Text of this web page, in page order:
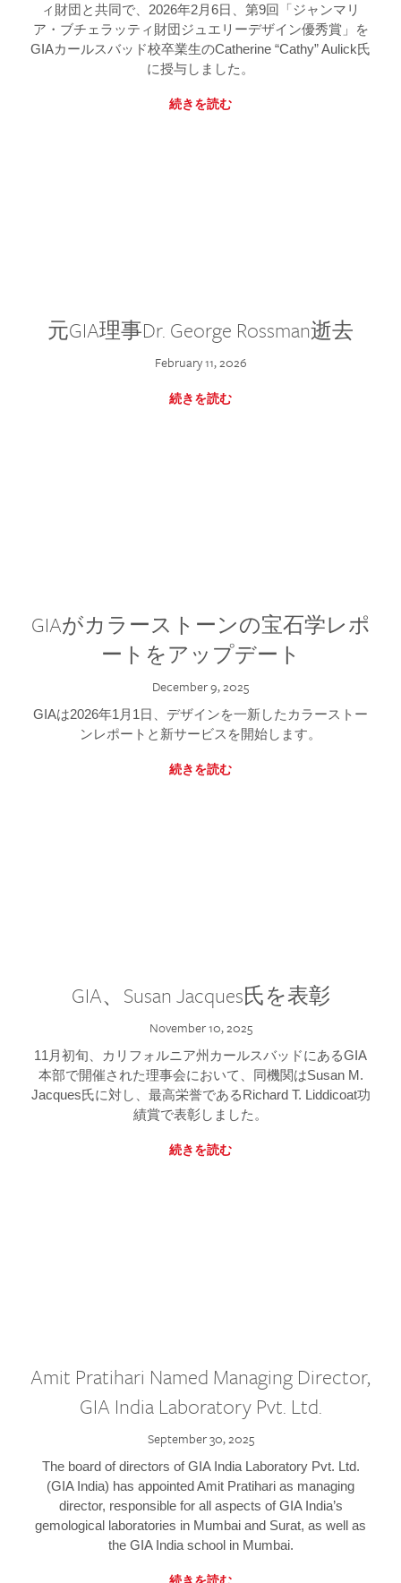
ィ財団と共同で、2026年2月6日、第9回「ジャンマリ
ア・ブチェラッティ財団ジュエリーデザイン優秀賞」を
GIAカールスバッド校卒業生のCatherine “Cathy” Aulick氏
に授与しました。
続きを読む
元GIA理事Dr. George Rossman逝去
February 11, 2026
続きを読む
GIAがカラーストーンの宝石学レポ
ートをアップデート
December 9, 2025
GIAは2026年1月1日、デザインを一新したカラーストー
ンレポートと新サービスを開始します。
続きを読む
GIA、Susan Jacques氏を表彰
November 10, 2025
11月初旬、カリフォルニア州カールスバッドにあるGIA
本部で開催された理事会において、同機関はSusan M.
Jacques氏に対し、最高栄誉であるRichard T. Liddicoat功
績賞で表彰しました。
続きを読む
Amit Pratihari Named Managing Director,
GIA India Laboratory Pvt. Ltd.
September 30, 2025
The board of directors of GIA India Laboratory Pvt. Ltd.
(GIA India) has appointed Amit Pratihari as managing
director, responsible for all aspects of GIA India’s
gemological laboratories in Mumbai and Surat, as well as
the GIA India school in Mumbai.